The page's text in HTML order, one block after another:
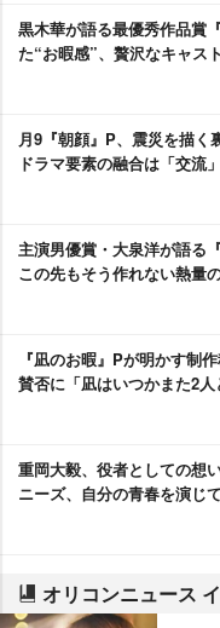
黒木華が語る最優秀作品賞
た“お暇感”、贅沢なキャス
月9『朝顔』P、震災を描
ドラマ要素の融合は「交流
主演男優賞・大泉洋が語る
この先もそう作れない熱量
『凪のお暇』Pが明かす
賛否に「凪はいつかまた2人
重岡大毅、役者としての想
ニーズ、自分の青春を演じ
オリコンニュース